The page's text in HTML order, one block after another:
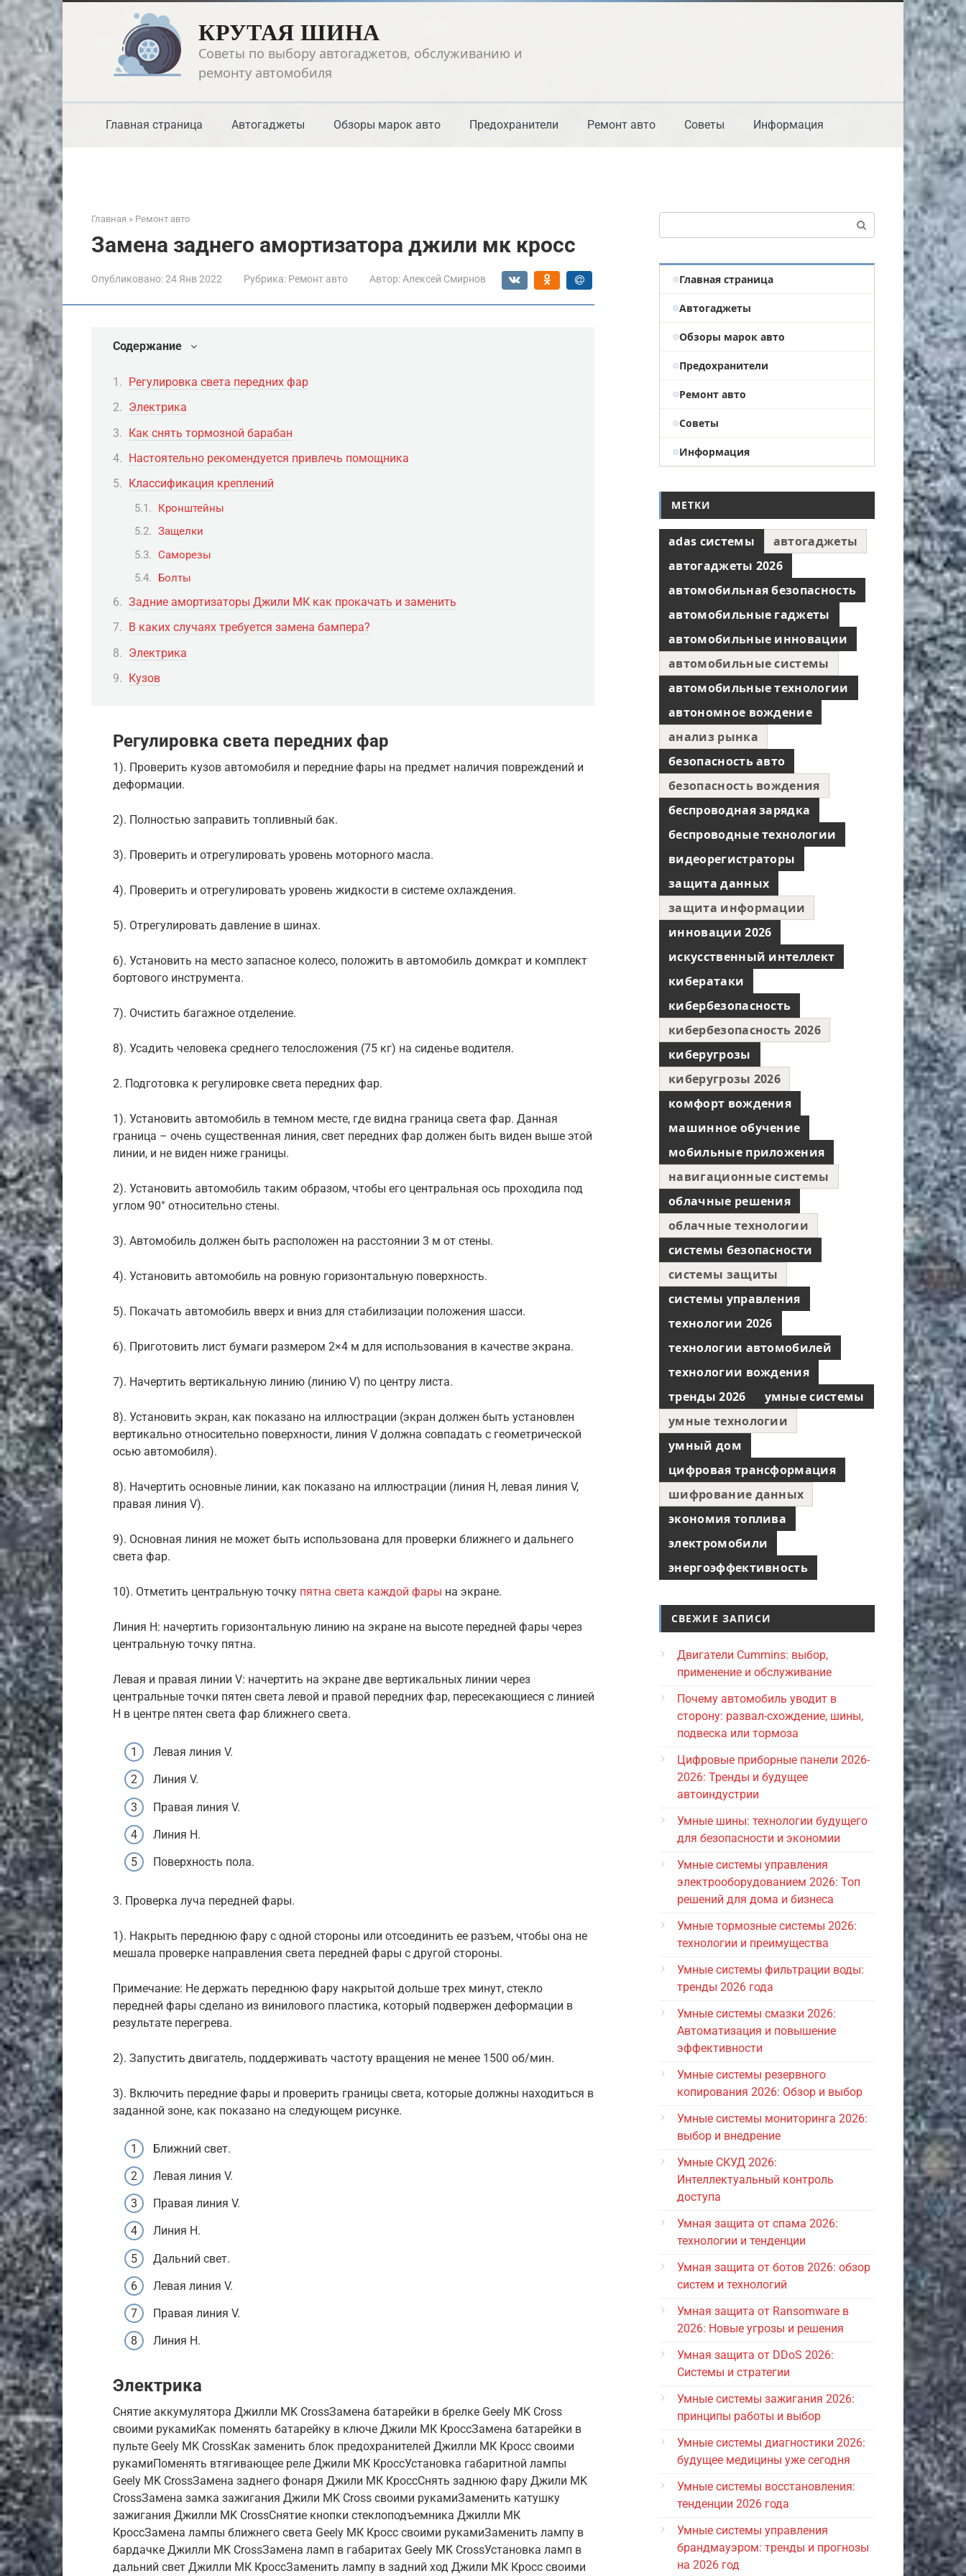
Перейти
к
контенту
КРУТАЯ ШИНА
Советы по выбору автогаджетов, обслуживанию и
ремонту автомобиля
Главная страница Автогаджеты Обзоры марок авто Предохранители Ремонт авто Советы Информация
Главная » Ремонт авто
Замена заднего амортизатора джили мк кросс
Опубликовано:24 Янв 2022 Рубрика: Ремонт авто Автор: Алексей Смирнов
Содержание
Регулировка света передних фар
Электрика
Как снять тормозной барабан
Настоятельно рекомендуется привлечь помощника
Классификация креплений
Кронштейны
Защелки
Саморезы
Болты
Задние амортизаторы Джили МК как прокачать и заменить
В каких случаях требуется замена бампера?
Электрика
Кузов
Регулировка света передних фар
1). Проверить кузов автомобиля и передние фары на предмет наличия повреждений и
деформации.
2). Полностью заправить топливный бак.
3). Проверить и отрегулировать уровень моторного масла.
4). Проверить и отрегулировать уровень жидкости в системе охлаждения.
5). Отрегулировать давление в шинах.
6). Установить на место запасное колесо, положить в автомобиль домкрат и комплект
бортового инструмента.
7). Очистить багажное отделение.
8). Усадить человека среднего телосложения (75 кг) на сиденье водителя.
2. Подготовка к регулировке света передних фар.
1). Установить автомобиль в темном месте, где видна граница света фар. Данная
граница – очень существенная линия, свет передних фар должен быть виден выше этой
линии, и не виден ниже границы.
2). Установить автомобиль таким образом, чтобы его центральная ось проходила под
углом 90° относительно стены.
3). Автомобиль должен быть расположен на расстоянии 3 м от стены.
4). Установить автомобиль на ровную горизонтальную поверхность.
5). Покачать автомобиль вверх и вниз для стабилизации положения шасси.
6). Приготовить лист бумаги размером 2×4 м для использования в качестве экрана.
7). Начертить вертикальную линию (линию V) по центру листа.
8). Установить экран, как показано на иллюстрации (экран должен быть установлен
вертикально относительно поверхности, линия V должна совпадать с геометрической
осью автомобиля).
8). Начертить основные линии, как показано на иллюстрации (линия H, левая линия V,
правая линия V).
9). Основная линия не может быть использована для проверки ближнего и дальнего
света фар.
10). Отметить центральную точку пятна света каждой фары на экране.
Линия H: начертить горизонтальную линию на экране на высоте передней фары через
центральную точку пятна.
Левая и правая линии V: начертить на экране две вертикальных линии через
центральные точки пятен света левой и правой передних фар, пересекающиеся с линией
H в центре пятен света фар ближнего света.
Левая линия V.
Линия V.
Правая линия V.
Линия H.
Поверхность пола.
3. Проверка луча передней фары.
1). Накрыть переднюю фару с одной стороны или отсоединить ее разъем, чтобы она не
мешала проверке направления света передней фары с другой стороны.
Примечание: Не держать переднюю фару накрытой дольше трех минут, стекло
передней фары сделано из винилового пластика, который подвержен деформации в
результате перегрева.
2). Запустить двигатель, поддерживать частоту вращения не менее 1500 об/мин.
3). Включить передние фары и проверить границы света, которые должны находиться в
заданной зоне, как показано на следующем рисунке.
Ближний свет.
Левая линия V.
Правая линия V.
Линия H.
Дальний свет.
Левая линия V.
Правая линия V.
Линия H.
Электрика
Снятие аккумулятора Джилли MK CrossЗамена батарейки в брелке Geely MK Cross
своими рукамиКак поменять батарейку в ключе Джили МК КроссЗамена батарейки в
пульте Geely MK CrossКак заменить блок предохранителей Джилли МК Кросс своими
рукамиПоменять втягивающее реле Джили МК КроссУстановка габаритной лампы
Geely MK CrossЗамена заднего фонаря Джили МК КроссСнять заднюю фару Джили MK
CrossЗамена замка зажигания Джили MK Cross своими рукамиЗаменить катушку
зажигания Джилли MK CrossСнятие кнопки стеклоподъемника Джилли МК
КроссЗамена лампы ближнего света Geely МК Кросс своими рукамиЗаменить лампу в
бардачке Джилли MK CrossЗамена ламп в габаритах Geely MK CrossУстановка ламп в
дальний свет Джилли МК КроссЗаменить лампу в задний ход Джили МК Кросс своими
Главная страница
Автогаджеты
Обзоры марок авто
Предохранители
Ремонт авто
Советы
Информация
МЕТКИ
adas системы
автогаджеты
автогаджеты 2026
автомобильная безопасность
автомобильные гаджеты
автомобильные инновации
автомобильные системы
автомобильные технологии
автономное вождение
анализ рынка
безопасность авто
безопасность вождения
беспроводная зарядка
беспроводные технологии
видеорегистраторы
защита данных
защита информации
инновации 2026
искусственный интеллект
кибератаки
кибербезопасность
кибербезопасность 2026
киберугрозы
киберугрозы 2026
комфорт вождения
машинное обучение
мобильные приложения
навигационные системы
облачные решения
облачные технологии
системы безопасности
системы защиты
системы управления
технологии 2026
технологии автомобилей
технологии вождения
тренды 2026
умные системы
умные технологии
умный дом
цифровая трансформация
шифрование данных
экономия топлива
электромобили
энергоэффективность
СВЕЖИЕ ЗАПИСИ
Двигатели Cummins: выбор,
применение и обслуживание
Почему автомобиль уводит в
сторону: развал-схождение, шины,
подвеска или тормоза
Цифровые приборные панели 2026-
2026: Тренды и будущее
автоиндустрии
Умные шины: технологии будущего
для безопасности и экономии
Умные системы управления
электрооборудованием 2026: Топ
решений для дома и бизнеса
Умные тормозные системы 2026:
технологии и преимущества
Умные системы фильтрации воды:
тренды 2026 года
Умные системы смазки 2026:
Автоматизация и повышение
эффективности
Умные системы резервного
копирования 2026: Обзор и выбор
Умные системы мониторинга 2026:
выбор и внедрение
Умные СКУД 2026:
Интеллектуальный контроль
доступа
Умная защита от спама 2026:
технологии и тенденции
Умная защита от ботов 2026: обзор
систем и технологий
Умная защита от Ransomware в
2026: Новые угрозы и решения
Умная защита от DDoS 2026:
Системы и стратегии
Умные системы зажигания 2026:
принципы работы и выбор
Умные системы диагностики 2026:
будущее медицины уже сегодня
Умные системы восстановления:
тенденции 2026 года
Умные системы управления
брандмауэром: тренды и прогнозы
на 2026 год